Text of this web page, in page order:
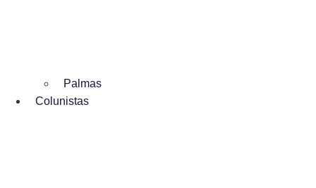
Palmas
Colunistas